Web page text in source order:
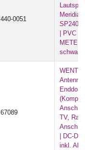
440-0051
SP240
| PVC
schwarz
67089
Enddose
TV,
| DC-
inkl.